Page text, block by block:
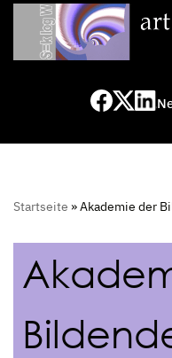
Zum
Startseite »Akademie der